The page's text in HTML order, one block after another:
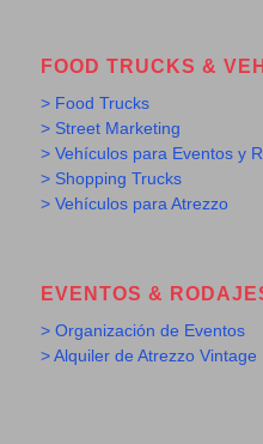
FOOD TRUCKS &
> Food Trucks
> Street Marketing
> Vehículos para Eventos y
> Shopping Trucks
> Vehículos para Atrezzo
EVENTOS &
> Organización de Eventos
> Alquiler de Atrezzo Vintage